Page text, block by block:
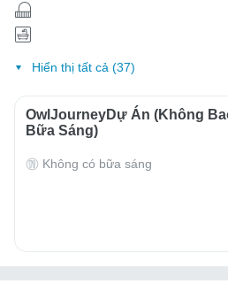
Hiển thị tất cả (37)
OwlJourneyDự Án (Không
Bữa Sáng)
Không có bữa sáng